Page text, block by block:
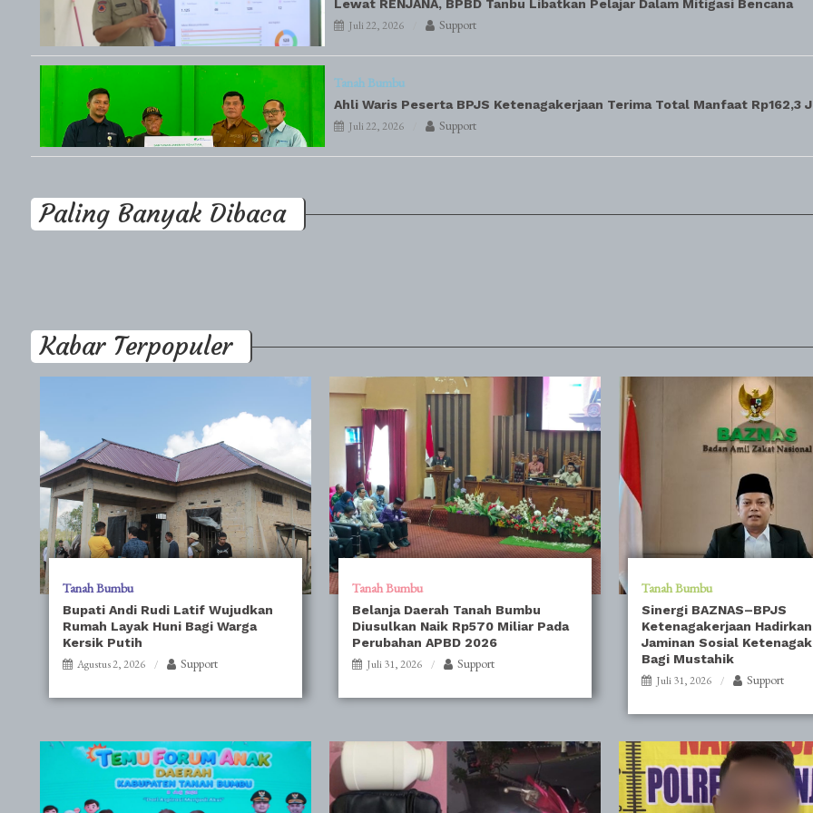
Lewat RENJANA, BPBD Tanbu Libatkan Pelajar Dalam Mitigasi Bencana
Juli 22, 2026
Support
Tanah Bumbu
Ahli Waris Peserta BPJS Ketenagakerjaan Terima Total Manfaat Rp162,3
Juli 22, 2026
Support
Paling Banyak Dibaca
Kabar Terpopuler
Tanah Bumbu
Bupati Andi Rudi Latif Wujudkan
Rumah Layak Huni Bagi Warga
Kersik Putih
Agustus 2, 2026
Support
Tanah Bumbu
Belanja Daerah Tanah Bumbu
Diusulkan Naik Rp570 Miliar Pada
Perubahan APBD 2026
Juli 31, 2026
Support
Tanah Bumbu
Sinergi BAZNAS–BPJS
Ketenagakerjaan Hadirkan
Jaminan Sosial
Bagi Mustahik
Juli 31, 2026
Support